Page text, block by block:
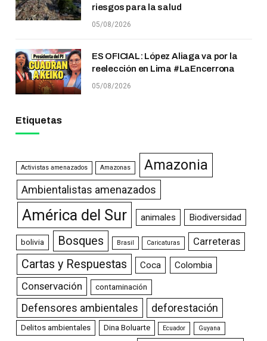
riesgos para la salud
05/08/2026
ES OFICIAL: López Aliaga va por la
reelección en Lima #LaEncerrona
05/08/2026
Etiquetas
Activistas amenazados Amazonas Amazonia
Ambientalistas amenazados
América del Sur animales Biodiversidad
bolivia Bosques Brasil Caricaturas Carreteras
Cartas y Respuestas Coca Colombia
Conservación contaminación
Defensores ambientales deforestación
Delitos ambientales Dina Boluarte Ecuador Guyana